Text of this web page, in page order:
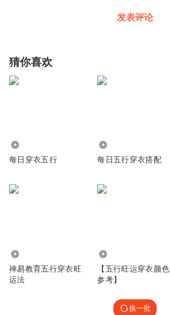
发表评论
猜你喜欢
每日穿衣五行 每日五行穿衣搭配
禅易教育五行穿衣旺
运法
【五行旺运穿衣颜色
参考】
换一批